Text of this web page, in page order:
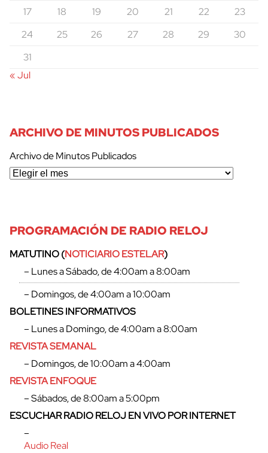
cerrar
17 18 19 20 21 22
23
24
25 26 27 28 29
30
31
« Jul
ARCHIVO DE MINUTOS PUBLICADOS
Archivo de Minutos Publicados
PROGRAMACIÓN DE RADIO RELOJ
MATUTINO (NOTICIARIO ESTELAR)
– Lunes a Sábado, de 4:00am a 8:00am
– Domingos, de 4:00am a 10:00am
BOLETINES INFORMATIVOS
– Lunes a Domingo, de 4:00am a 8:00am
REVISTA SEMANAL
– Domingos, de 10:00am a 4:00am
REVISTA ENFOQUE
– Sábados, de 8:00am a 5:00pm
ESCUCHAR RADIO RELOJ EN VIVO POR INTERNET
–
Audio Real